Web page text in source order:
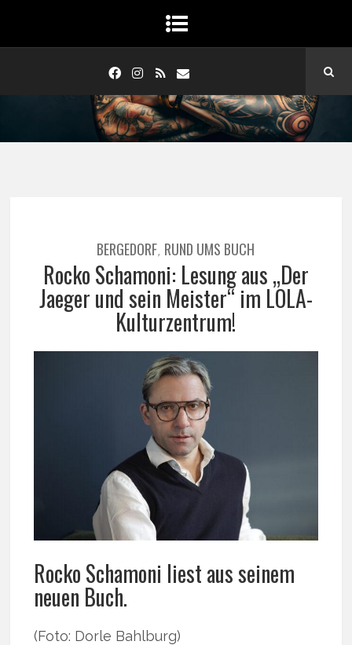
BERGEDORF, RUND UMS BUCH
Rocko Schamoni: Lesung aus „Der
Jaeger und sein Meister“ im LOLA-
Kulturzentrum!
Rocko Schamoni liest aus seinem
neuen Buch.
(Foto: Dorle Bahlburg)